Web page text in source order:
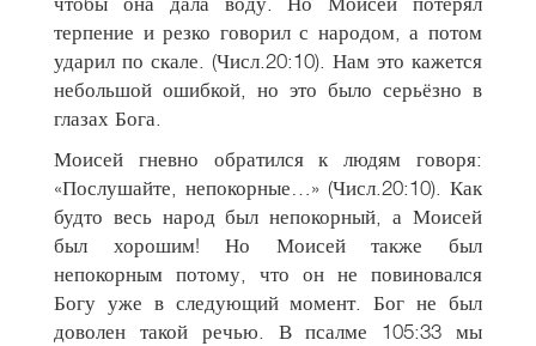
терпение и резко говорил с народом, а потом
ударил по скале. (Числ.20:10). Нам это кажется
небольшой ошибкой, но это было серьёзно в
глазах Бога.
Моисей гневно обратился к людям говоря:
«Послушайте, непокорные…» (Числ.20:10). Как
будто весь народ был непокорный, а Моисей
был хорошим! Но Моисей также был
непокорным потому, что он не повиновался
Богу уже в следующий момент. Бог не был
доволен такой речью. В псалме 105:33 мы